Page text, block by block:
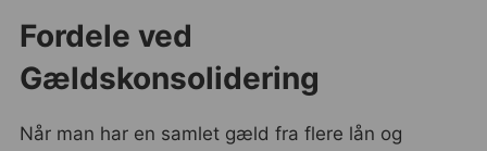
Fordele ved
Gældskonsolidering
Når man har en samlet gæld fra flere lån og